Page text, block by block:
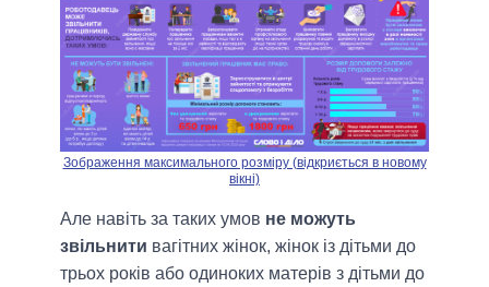
Зображення максимального розміру (відкриється в новому
вікні)
Але навіть за таких умов не можуть
звільнити вагітних жінок, жінок із дітьми до
трьох років або одиноких матерів з дітьми до